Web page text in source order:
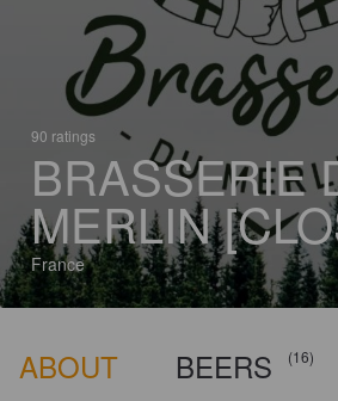
90 ratings
BRASSERIE
MERLIN
France
ABOUT BEERS (16)